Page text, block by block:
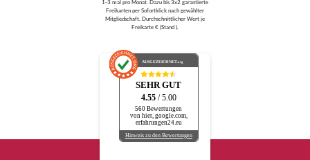
1-3 mal pro Monat. Dazu bis 3x2 garantierte
Freikarten per Sofortklick nach gewählter
Mitgliedschaft. Durchschnittlicher Wert je
Freikarte € (Stand ).
AUSGEZEICHNET.org
SEHR GUT
4.55 / 5.00
560 Bewertungen
von hier, google.com,
erfahrungen24.eu
Hinweis zu den Bewertungen